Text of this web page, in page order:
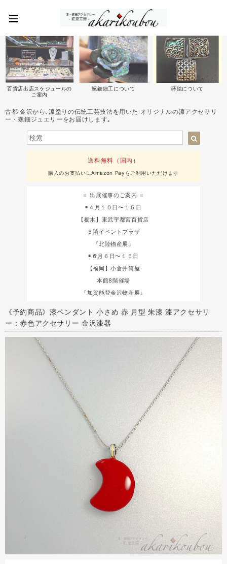
百貨店出店スケジュールの
ご案内
螺鈿細工について 蒔絵について
古都 金沢から､漆塗りの伝統工芸技法を用いた オリジナルの漆アクセサリ
ー・螺鈿ジュエリーをお届けします｡
送料無料（国内）
購入のお支払いにAmazon Payをご利用いただけます
＝ 出展催事のご案内 ＝
◉４月１０日〜１５日
【栃木】東武宇都宮百貨店
５階イベントプラザ
『北陸物産展』
◉６月６日〜１５日
【福岡】小倉井筒屋
本館8階催場
『加賀能登金沢物産展』
《予約商品》漆ペンダント 小さめ 赤 月型 朱漆 漆アクセサリ
ー：赤色アクセサリー 金沢漆器